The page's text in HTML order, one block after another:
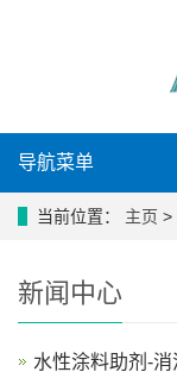
导航菜单
当前位置： 主页 >
新闻中心
水性涂料助剂-